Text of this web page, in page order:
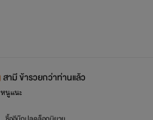
สามี ข้ารวยกว่าท่านแล้ว
หนูแนะ